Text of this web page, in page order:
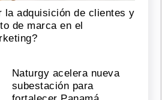
la adquisición de clientes y
de marca en el
Naturgy acelera nueva
subestación para